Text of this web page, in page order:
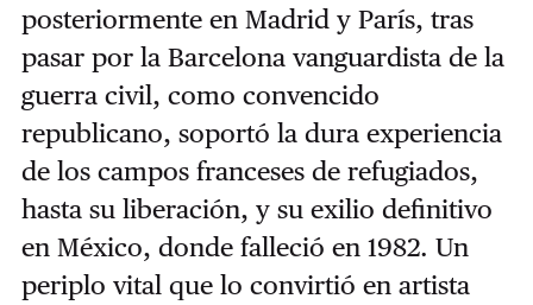
posteriormente en Madrid y París, tras
pasar por la Barcelona vanguardista de la
guerra civil, como convencido
republicano, soportó la dura experiencia
de los campos franceses de refugiados,
hasta su liberación, y su exilio definitivo
en México, donde falleció en 1982. Un
periplo vital que lo convirtió en artista